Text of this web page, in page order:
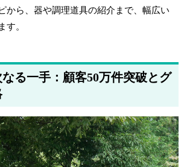
から、器や調理道具の紹介まで、幅広い
す。
る一手：顧客50万件突破とグ